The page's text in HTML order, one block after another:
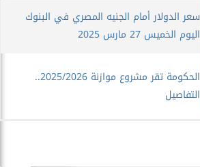
سعر الدولار أمام الجنيه المصري في البنوك
اليوم الخميس 27 مارس 2025
الحكومة تقر مشروع موازنة 2025/2026..
التفاصيل